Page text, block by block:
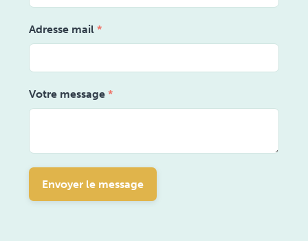
Adresse mail *
Votre message *
Envoyer le message